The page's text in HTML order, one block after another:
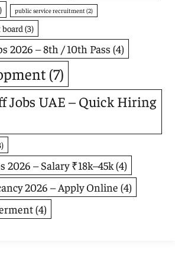
public service recruitment (2)
(3)
2026 – 8th / 10th Pass (4)
(7)
Jobs UAE – Quick Hiring
2026 – Salary ₹18k–45k(4)
2026 – Apply Online (4)
(4)